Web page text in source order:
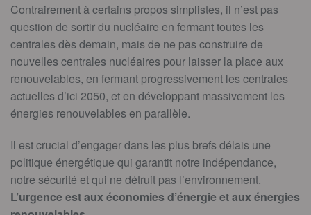
Contrairement à certains propos simplistes, il n’est pas
question de sortir du nucléaire en fermant toutes les
centrales dès demain, mais de ne pas construire de
nouvelles centrales nucléaires pour laisser la place aux
renouvelables, en fermant progressivement les centrales
actuelles d’ici 2050, et en développant massivement les
énergies renouvelables en parallèle.
Il est crucial d’engager dans les plus brefs délais une
politique énergétique qui garantit notre indépendance,
notre sécurité et qui ne détruit pas l’environnement.
L’urgence est aux économies d’énergie et aux énergies